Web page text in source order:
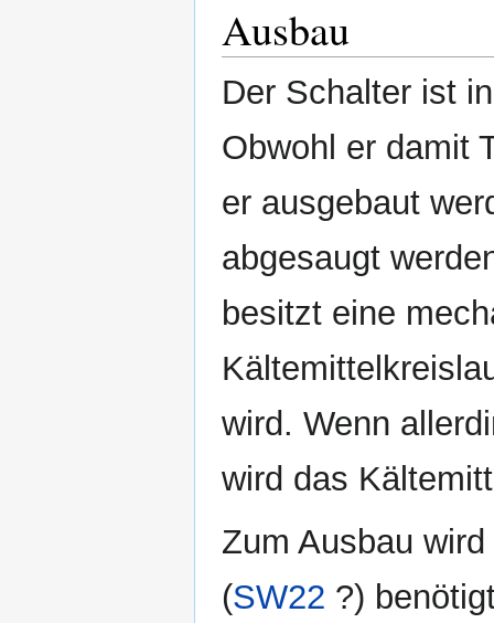
Ausbau
Der Schalter ist
Obwohl er damit
er ausgebaut
abgesaugt
besitzt eine
wird. Wenn
wird das
Zum Ausbau
(SW22 ?)